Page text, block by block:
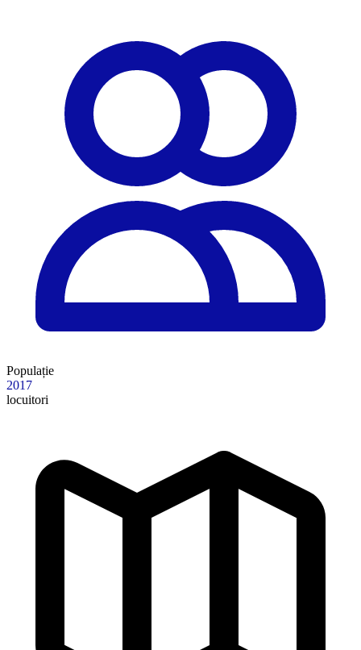
Populație
2017
locuitori